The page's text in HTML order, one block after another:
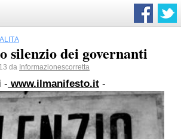
silenzio dei governanti
da Informazionescorretta
- www.ilmanifesto.it -